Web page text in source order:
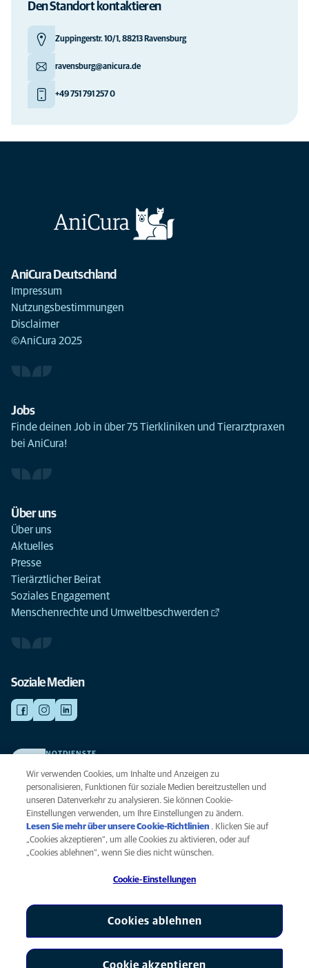
Den Standort kontaktieren
Zuppingerstr. 10/1, 88213 Ravensburg
ravensburg@anicura.de
+49 751 791 257 0
AniCura Deutschland
Impressum
Nutzungsbestimmungen
Disclaimer
©AniCura 2025
Jobs
Finde deinen Job in über 75 Tierkliniken und Tierarztpraxen
bei AniCura!
Über uns
Über uns
Aktuelles
Presse
Tierärztlicher Beirat
Soziales Engagement
Menschenrechte und Umweltbeschwerden
Soziale Medien
NOTDIENSTE
beste Versorgung verdient.
Datenschutz
Legal
Hinweis zu Cookies
AniCura ist eine Tochtergesellschaft von Mars, Inc © 2026
Wir verwenden Cookies, um Inhalte und Anzeigen zu
personalisieren, Funktionen für soziale Medien bereitzustellen und
unseren Datenverkehr zu analysieren. Sie können Cookie-
Einstellungen verwenden, um Ihre Einstellungen zu ändern.
Lesen Sie mehr über unsere Cookie-Richtlinien (opens in a new
tab)
. Klicken Sie auf
„Cookies akzeptieren“, um alle Cookies zu aktivieren, oder auf
„Cookies ablehnen“, wenn Sie dies nicht wünschen.
Cookie-Einstellungen
Cookies ablehnen
Cookie akzeptieren